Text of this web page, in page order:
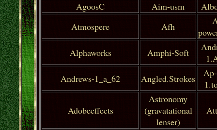
AgoosC
Aim-usm
Atmospere
Afh
Alphaworks
Amphi-Soft
Andrews-1_a_62 Angled.Strokes
Adobeeffects
Astronomy
(gravatational
lenser)